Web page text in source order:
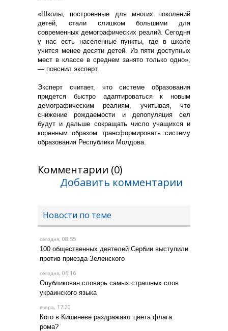
«Школы, построенные для многих поколений
детей, стали слишком большими для
современных демографических реалий. Сегодня
у нас есть населенные пункты, где в школе
учится менее десяти детей. Из пяти доступных
мест в классе в среднем занято только одно»,
— пояснил эксперт.
Эксперт считает, что системе образования
придется быстро адаптироваться к новым
демографическим реалиям, учитывая, что
снижение рождаемости и депопуляция сел
будут и дальше сокращать число учащихся и
коренным образом трансформировать систему
образования Республики Молдова.
Комментарии (0)
Добавить комментарии
Новости по теме
сегодня, 08:55
100 общественных деятелей Сербии выступили
против приезда Зеленского
сегодня, 06:16
Опубликован словарь самых страшных слов
украинского языка
вчера, 17:20
Кого в Кишиневе раздражают цвета флага
рома?